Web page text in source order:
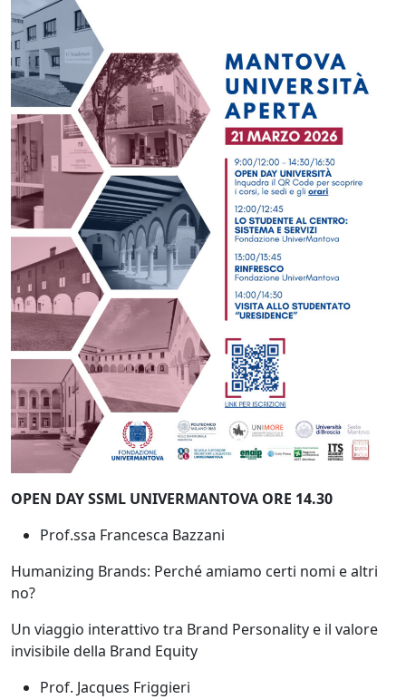
OPEN DAY SSML UNIVERMANTOVA ORE 14.30
Prof.ssa Francesca Bazzani
Humanizing Brands: Perché amiamo certi nomi e altri
no?
Un viaggio interattivo tra Brand Personality e il valore
invisibile della Brand Equity
Prof. Jacques Friggieri